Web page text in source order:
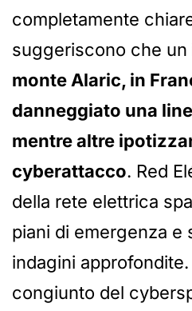
completamente
suggeriscono che un
monte Alaric, in
danneggiato una
mentre altre
cyberattacco. Red
della rete elettrica
piani di emergenza e
indagini
congiunto del